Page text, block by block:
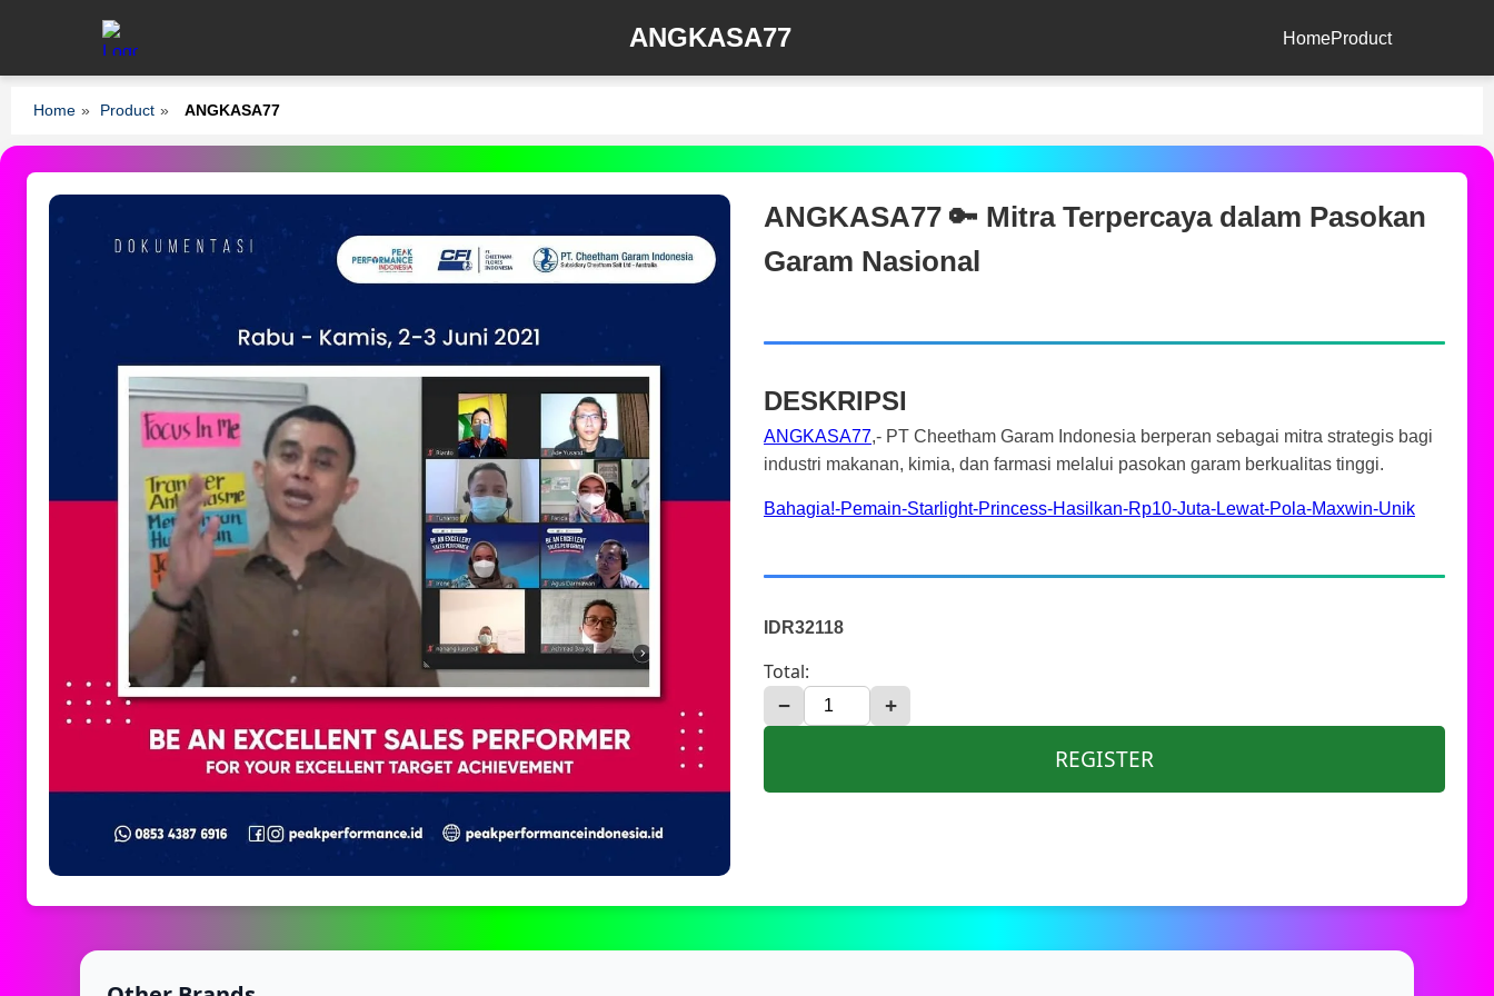
ANGKASA77 HomeProduct
Home » Product » ANGKASA77
ANGKASA77 🔑 Mitra Terpercaya dalam Pasokan
Garam Nasional
DESKRIPSI
ANGKASA77,- PT Cheetham Garam Indonesia berperan sebagai mitra strategis bagi
industri makanan, kimia, dan farmasi melalui pasokan garam berkualitas tinggi.
Bahagia!-Pemain-Starlight-Princess-Hasilkan-Rp10-Juta-Lewat-Pola-Maxwin-Unik
IDR32118
Total:
− +
REGISTER